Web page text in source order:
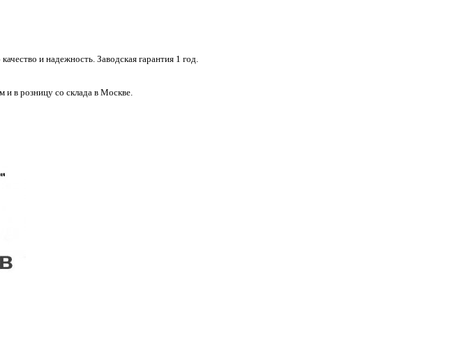
и надежность. Заводская гарантия 1 год.
в розницу со склада в Москве.